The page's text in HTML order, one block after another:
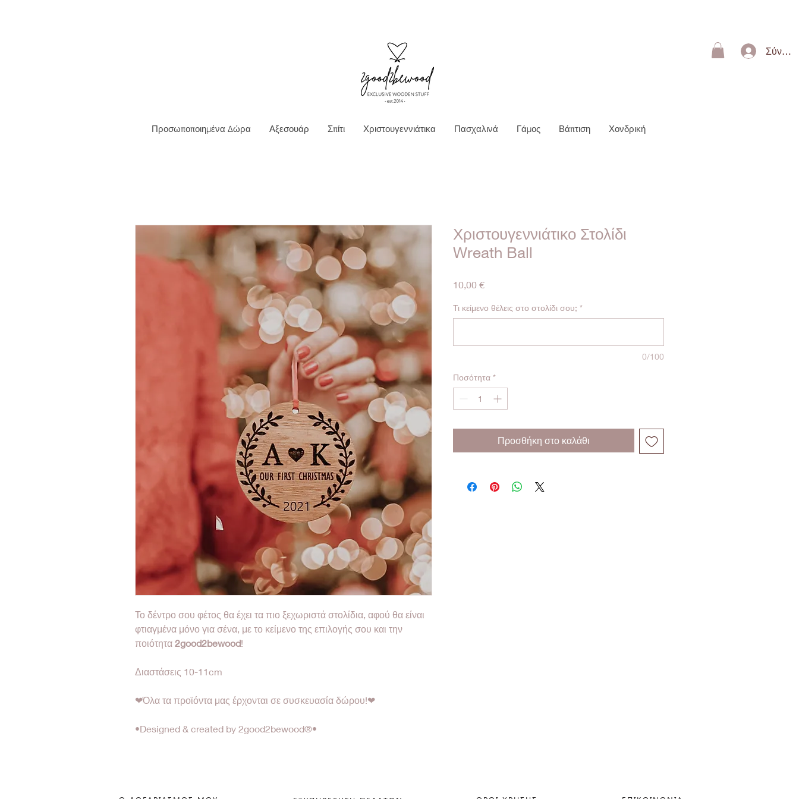
Προσωποποιημένα Δώρα Αξεσουάρ Σπίτι Χριστουγεννιάτικα Πασχαλινά Γάμος Βάπτιση Χονδρική
Το δέντρο σου φέτος θα έχει τα πιο ξεχωριστά στολίδια, αφού θα είναι
φτιαγμένα μόνο για σένα, με το κείμενο της επιλογής σου και την
ποιότητα 2good2bewood!
Διαστάσεις 10-11cm
❤Όλα τα προϊόντα μας έρχονται σε συσκευασία δώρου!❤
•Designed & created by 2good2bewood®•
Χριστουγεννιάτικο Στολίδι
Wreath Ball
10,00 €Τιμή
Τι κείμενο θέλεις στο στολίδι σου; *
0/100
Ποσότητα *
Προσθήκη στο καλάθι